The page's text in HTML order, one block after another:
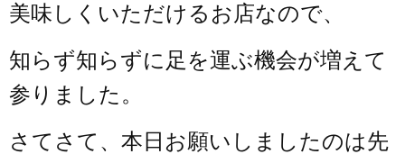
美味しくいただけるお店なので、
知らず知らずに足を運ぶ機会が増えて
参りました。
さてさて、本日お願いしましたのは先